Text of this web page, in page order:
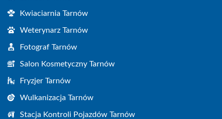
Kwiaciarnia Tarnów
Weterynarz Tarnów
Fotograf Tarnów
Salon Kosmetyczny Tarnów
Fryzjer Tarnów
Wulkanizacja Tarnów
Stacja Kontroli Pojazdów Tarnów